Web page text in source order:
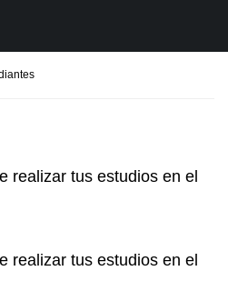
realizar tus estudios en el
realizar tus estudios en el